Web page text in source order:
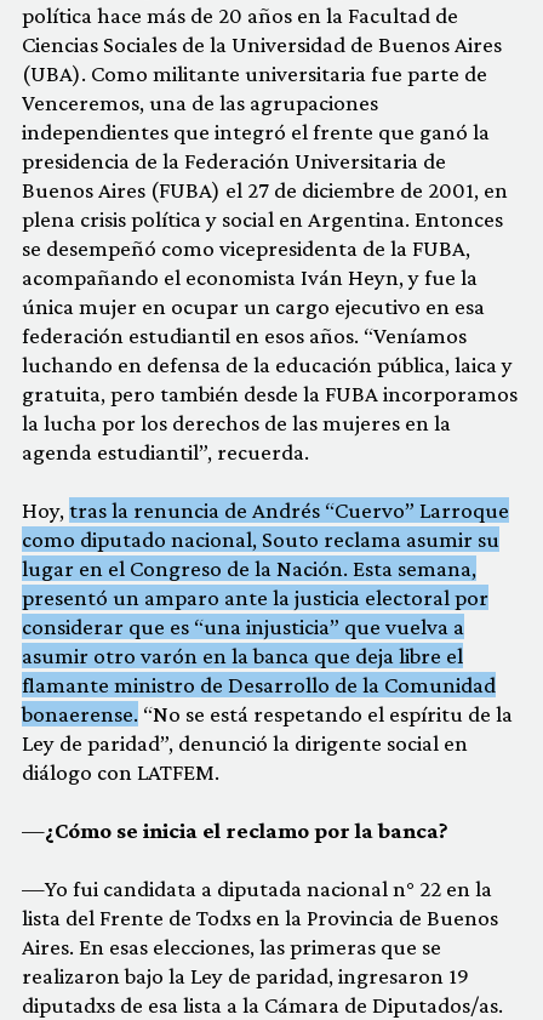
política hace más de 20 años en la Facultad de
Ciencias Sociales de la Universidad de Buenos Aires
(UBA). Como militante universitaria fue parte de
Venceremos, una de las agrupaciones
independientes que integró el frente que ganó la
presidencia de la Federación Universitaria de
Buenos Aires (FUBA) el 27 de diciembre de 2001, en
plena crisis política y social en Argentina. Entonces
se desempeñó como vicepresidenta de la FUBA,
acompañando el economista Iván Heyn, y fue la
única mujer en ocupar un cargo ejecutivo en esa
federación estudiantil en esos años. “Veníamos
luchando en defensa de la educación pública, laica y
gratuita, pero también desde la FUBA incorporamos
la lucha por los derechos de las mujeres en la
agenda estudiantil”, recuerda.
Hoy, tras la renuncia de Andrés “Cuervo” Larroque
como diputado nacional, Souto reclama asumir su
lugar en el Congreso de la Nación. Esta semana,
presentó un amparo ante la justicia electoral por
considerar que es “una injusticia” que vuelva a
asumir otro varón en la banca que deja libre el
flamante ministro de Desarrollo de la Comunidad
bonaerense. “No se está respetando el espíritu de la
Ley de paridad”, denunció la dirigente social en
diálogo con LATFEM.
—¿Cómo se inicia el reclamo por la banca?
—Yo fui candidata a diputada nacional n° 22 en la
lista del Frente de Todxs en la Provincia de Buenos
Aires. En esas elecciones, las primeras que se
realizaron bajo la Ley de paridad, ingresaron 19
diputadxs de esa lista a la Cámara de Diputados/as.